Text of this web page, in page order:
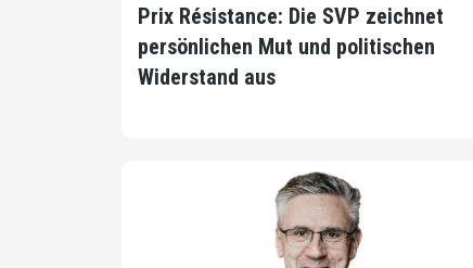
Prix Résistance: Die SVP zeichnet
persönlichen Mut und politischen
Widerstand aus